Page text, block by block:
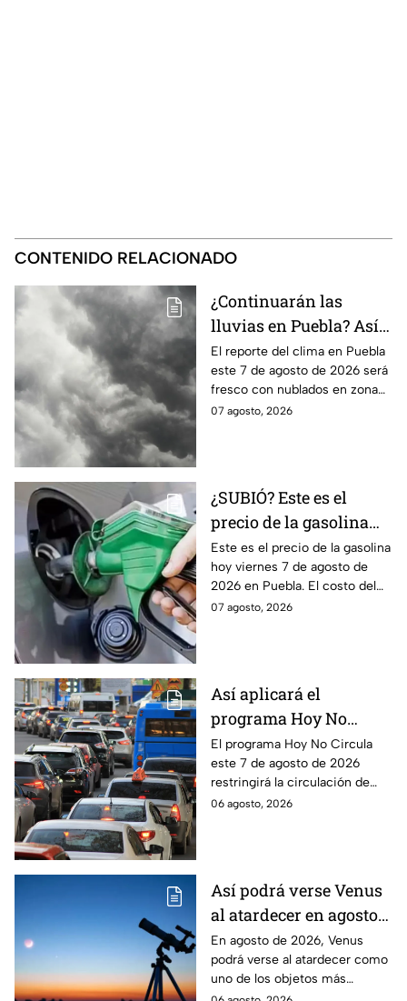
CONTENIDO RELACIONADO
¿Continuarán las
lluvias en Puebla? Así
el clima este 7 de
agosto de 2026
El reporte del clima en Puebla
este 7 de agosto de 2026 será
fresco con nublados en zona
centro y norte, mientras que al
07 agosto, 2026
¿SUBIÓ? Este es el
precio de la gasolina
Puebla hoy viernes 7 de
agosto de 2026
Este es el precio de la gasolina
hoy viernes 7 de agosto de
2026 en Puebla. El costo del
combustible cambia todos los
07 agosto, 2026
Así aplicará el
programa Hoy No
Circula este 7 de agosto
de 2026 en CDMX y
Edomex
El programa Hoy No Circula
este 7 de agosto de 2026
restringirá la circulación de
vehículos en la Ciudad de
06 agosto, 2026
Así podrá verse Venus
al atardecer en agosto
este 2026: ¿Cuándo y
dónde observarlo
desde Puebla?
En agosto de 2026, Venus
podrá verse al atardecer como
uno de los objetos más